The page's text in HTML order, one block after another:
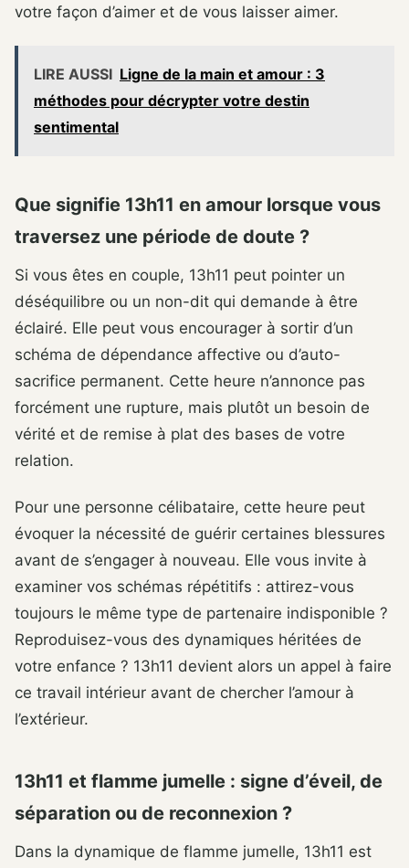
votre façon d’aimer et de vous laisser aimer.
LIRE AUSSI Ligne de la main et amour : 3
méthodes pour décrypter votre destin
sentimental
Que signifie 13h11 en amour lorsque vous
traversez une période de doute ?
Si vous êtes en couple, 13h11 peut pointer un
déséquilibre ou un non-dit qui demande à être
éclairé. Elle peut vous encourager à sortir d’un
schéma de dépendance affective ou d’auto-
sacrifice permanent. Cette heure n’annonce pas
forcément une rupture, mais plutôt un besoin de
vérité et de remise à plat des bases de votre
relation.
Pour une personne célibataire, cette heure peut
évoquer la nécessité de guérir certaines blessures
avant de s’engager à nouveau. Elle vous invite à
examiner vos schémas répétitifs : attirez-vous
toujours le même type de partenaire indisponible ?
Reproduisez-vous des dynamiques héritées de
votre enfance ? 13h11 devient alors un appel à faire
ce travail intérieur avant de chercher l’amour à
l’extérieur.
13h11 et flamme jumelle : signe d’éveil, de
séparation ou de reconnexion ?
Dans la dynamique de flamme jumelle, 13h11 est